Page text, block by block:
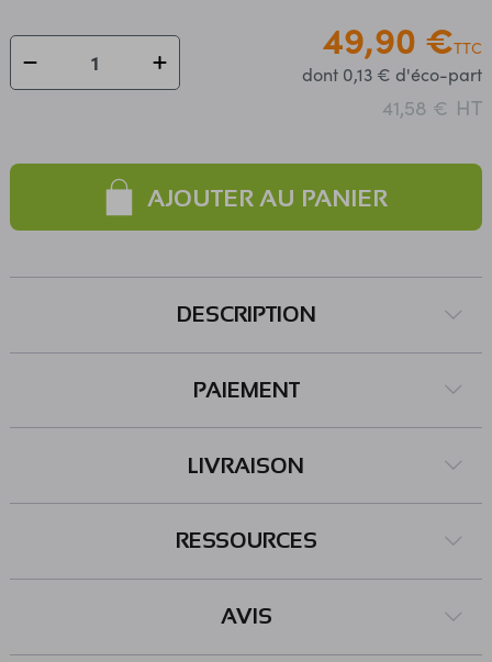
49,90 €TTC
dont 0,13 € d'éco-part
41,58 € HT
AJOUTER AU PANIER
DESCRIPTION
PAIEMENT
LIVRAISON
RESSOURCES
AVIS